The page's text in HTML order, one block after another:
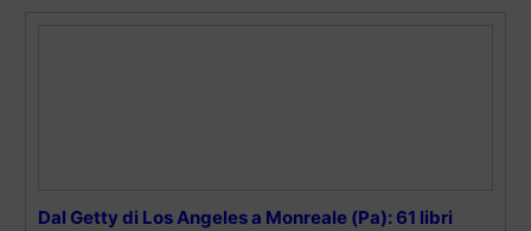
Dal Getty di Los Angeles a Monreale (Pa): 61 libri